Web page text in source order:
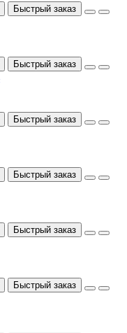
Быстрый заказ
Быстрый заказ
Быстрый заказ
Быстрый заказ
Быстрый заказ
Быстрый заказ